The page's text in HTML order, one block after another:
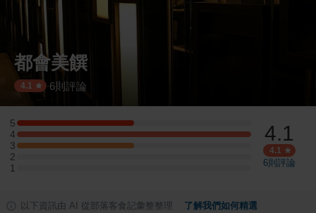
都會美饌
4.1 ·6則評論
5
5 星：1 則評論
4
4 星：2 則評論
3
3 星：1 則評論
2
2 星：0 則評論
1
1 星：0 則評論
4.1
4.1
6則評論
以下資訊由 AI 從部落客食記彙整整理 了解我們如何精選